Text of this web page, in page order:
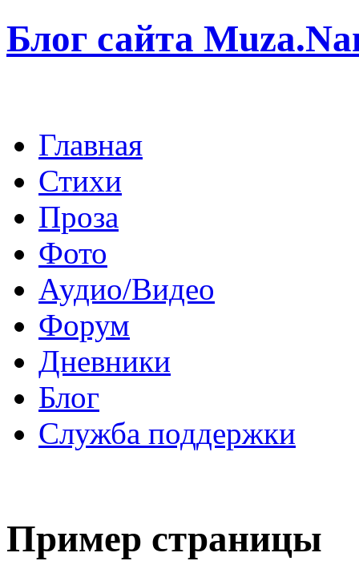
Блог сайта
Главная
Стихи
Проза
Фото
Аудио/Видео
Форум
Дневники
Блог
Служба поддержки
Пример страницы